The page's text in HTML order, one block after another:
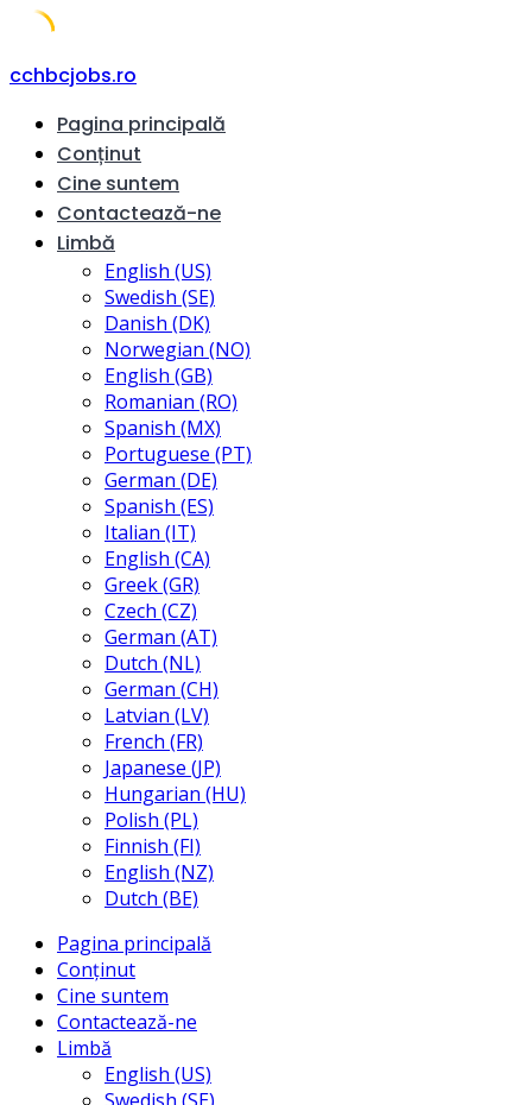
Skip
content
cchbcjobs.ro
Pagina principală
Conținut
Cine suntem
Contactează-ne
Limbă
English (US)
Swedish (SE)
Danish (DK)
Norwegian (NO)
English (GB)
Romanian (RO)
Spanish (MX)
Portuguese (PT)
German (DE)
Spanish (ES)
Italian (IT)
English (CA)
Greek (GR)
Czech (CZ)
German (AT)
Dutch (NL)
German (CH)
Latvian (LV)
French (FR)
Japanese (JP)
Hungarian (HU)
Polish (PL)
Finnish (FI)
English (NZ)
Dutch (BE)
Pagina principală
Conținut
Cine suntem
Contactează-ne
Limbă
English (US)